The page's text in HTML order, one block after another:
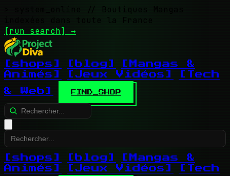
// Boutiques Mangas
indexées dans toute la France
[run search] →
[shops] [blog]
[Mangas &
Animés]
[Jeux Vidéos]
[Tech
& Web]
FIND_SHOP
[shops] [blog]
[Mangas &
Animés]
[Jeux Vidéos]
[Tech